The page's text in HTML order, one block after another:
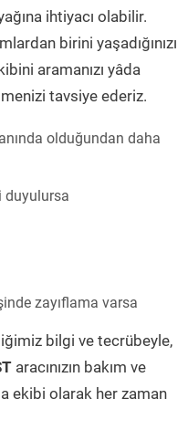
ihtiyacı olabilir.
birini yaşadığınızı
aramanızı yâda
tavsiye ederiz.
olduğundan daha
duyulursa
zayıflama varsa
bilgi ve tecrübeyle,
aracınızın bakım ve
ekibi olarak her zaman